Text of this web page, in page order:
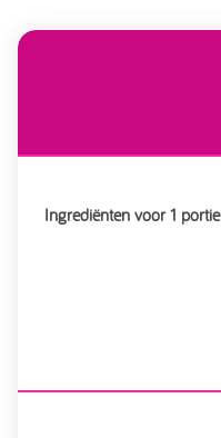
Ingrediënten voor 1 portie